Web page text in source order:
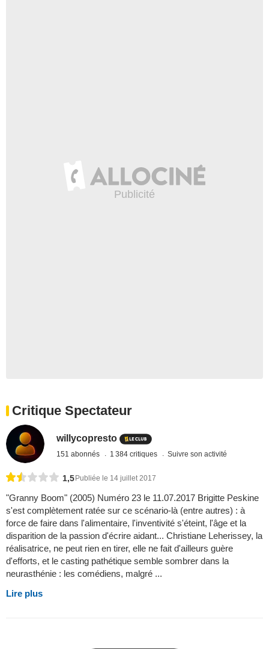
Critique Spectateur
willycopresto
151 abonnés 1 384 critiques Suivre son activité
1,5 Publiée le 14 juillet 2017
"Granny Boom" (2005) Numéro 23 le 11.07.2017 Brigitte Peskine
s'est complètement ratée sur ce scénario-là (entre autres) : à
force de faire dans l'alimentaire, l'inventivité s'éteint, l'âge et la
disparition de la passion d'écrire aidant... Christiane Leherissey, la
réalisatrice, ne peut rien en tirer, elle ne fait d'ailleurs guère
d'efforts, et le casting pathétique semble sombrer dans la
neurasthénie : les comédiens, malgré ...
Lire plus